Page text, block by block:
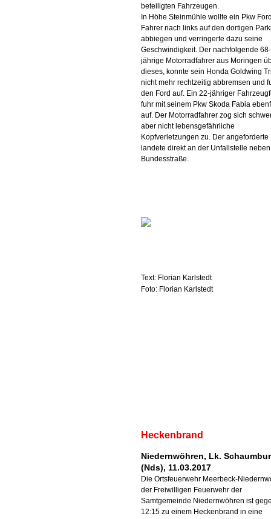
beteiligten Fahrzeugen.
In Höhe Steinmühle wollte ein Pkw
Fahrer nach links auf den dortigen
abbiegen und verringerte dazu seine
Geschwindigkeit. Der nachfolgende 68-
jährige Motorradfahrer aus Moringen
dieses, konnte sein Honda Goldwing
nicht mehr rechtzeitig abbremsen und
den Ford auf. Ein 22-jähriger
fuhr mit seinem Pkw Skoda Fabia
auf. Der Motorradfahrer zog sich
aber nicht lebensgefährliche
Kopfverletzungen zu. Der angeforderte
landete direkt an der Unfallstelle
Bundesstraße.
Text: Florian Karlstedt
Foto: Florian Karlstedt
Heckenbrand
Niedernwöhren, Lk.
(Nds), 11.03.2017
Die Ortsfeuerwehr Meerbeck-
der Freiwilligen Feuerwehr der
Samtgemeinde Niedernwöhren ist
12:15 zu einem Heckenbrand in eine